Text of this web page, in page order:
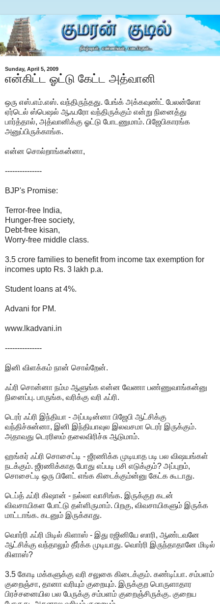
Sunday, April 5, 2009
என்கிட்ட ஓட்டு கேட்ட அத்வானி
ஒரு எஸ்.எம்.எஸ். வந்திருந்தது. பேங்க் அக்கவுண்ட் பேலன்ஸோ
ஏர்டெல் ஸ்பெஷல் ஆஃபரோ வந்திருக்கும் என்று நினைத்து
பார்த்தால், அத்வானிக்கு ஓட்டு போடணுமாம். பிஜேபிகாரங்க
அனுப்பிருக்காங்க.
என்ன சொல்றாங்கன்னா,
---------------
BJP's Promise:
Terror-free India,
Hunger-free society,
Debt-free kisan,
Worry-free middle class.
3.5 crore families to benefit from income tax exemption for
incomes upto Rs. 3 lakh p.a.
Student loans at 4%.
Advani for PM.
www.lkadvani.in
---------------
இனி விளக்கம் நான் சொல்றேன்.
ஃப்ரி சொன்னா நம்ம ஆளுங்க என்ன வேணா பண்ணுவாங்கன்னு
நினைப்பு. பாருங்க, வரிக்கு வரி ஃப்ரி.
டெரர் ஃப்ரி இந்தியா - அப்படின்னா பிஜேபி ஆட்சிக்கு
வந்திச்சுன்னா, இனி இந்தியாவுல இலவசமா டெரர் இருக்கும்.
அதாவது டெரரிஸம் தலைவிரிச்சு ஆடுமாம்.
ஹங்கர் ஃப்ரி சொசைட்டி - ஜீரணிக்க முடியாத படி பல விஷயங்கள்
நடக்கும். ஜீரணிக்காத போது எப்படி பசி எடுக்கும்? அப்புறம்,
சொசைட்டி ஒரு பிளேட் எங்க கிடைக்கும்ன்னு கேட்க கூடாது.
டெப்த் ஃப்ரி கிஷான் - நல்லா வாசிங்க. இருக்குற கடன்
விவசாயிகள போட்டு தள்ளிருமாம். பிறகு, விவசாயிகளும் இருக்க
மாட்டாங்க. கடனும் இருக்காது.
வொர்ரி ஃப்ரி மிடில் கிளாஸ் - இது ரஜினியே ஸாரி, ஆண்டவனே
ஆட்சிக்கு வந்தாலும் தீர்க்க முடியாது. வொர்ரி இருந்தாதானே மிடில்
கிளாஸ்?
3.5 கோடி மக்களுக்கு வரி சலுகை கிடைக்கும். கண்டிப்பா. சம்பளம்
குறைஞ்சா, தானா வரியும் குறையும். இருக்குற பொருளாதார
பிரச்சனையில பல பேருக்கு சம்பளம் குறைஞ்சிருக்கு. குறைய